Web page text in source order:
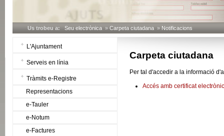
Us trobeu a: Seu electrònica » Carpeta ciutadana » Notificacions
L'Ajuntament
Serveis en línia
Tràmits e-Registre
Representacions
e-Tauler
e-Notum
e-Factures
Carpeta ciutadana
Per tal d'accedir a la informació
Accés amb certificat